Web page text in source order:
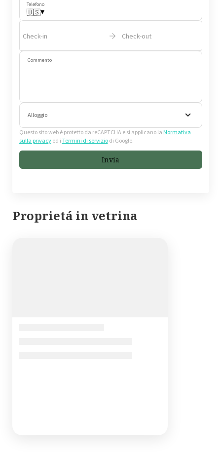
Telefono
🇺🇸▾
Check-in Check-out
Commento
Alloggio
Questo sito web è protetto da reCAPTCHA e si applicano la Normativa
sulla privacyed i Termini di serviziodi Google.
Invia
Proprietá in vetrina